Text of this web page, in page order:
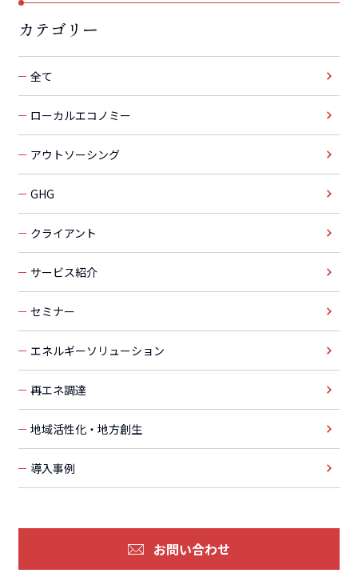
カテゴリー
全て
ローカルエコノミー
アウトソーシング
GHG
クライアント
サービス紹介
セミナー
エネルギーソリューション
再エネ調達
地域活性化・地方創生
導入事例
お問い合わせ